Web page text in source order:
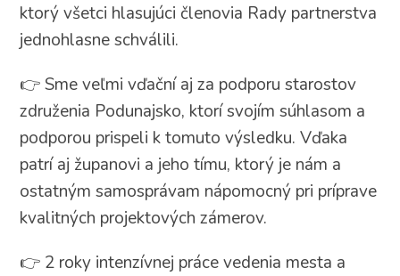
ktorý všetci hlasujúci členovia Rady partnerstva
jednohlasne schválili.
👉 Sme veľmi vďační aj za podporu starostov
združenia Podunajsko, ktorí svojím súhlasom a
podporou prispeli k tomuto výsledku. Vďaka
patrí aj županovi a jeho tímu, ktorý je nám a
ostatným samosprávam nápomocný pri príprave
kvalitných projektových zámerov.
👉 2 roky intenzívnej práce vedenia mesta a